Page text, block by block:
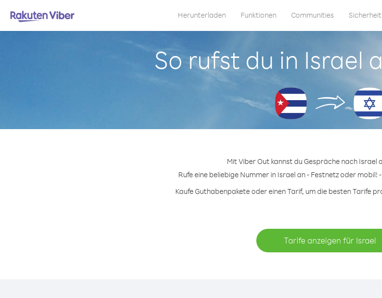
Herunterladen Funktionen Communities Sicherheit
So rufst du in Israel
Mit Viber Out kannst du Gespräche nach Israel
Rufe eine beliebige Nummer in Israel an - Festnetz oder mobil!
Kaufe Guthabenpakete oder einen Tarif, um die besten Tarife
Tarife anzeigen für Israel